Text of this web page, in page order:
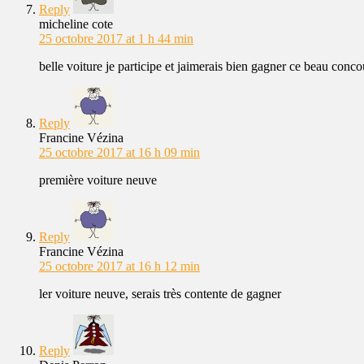
Reply
micheline cote
25 octobre 2017 at 1 h 44 min
belle voiture je participe et jaimerais bien gagner ce beau
Reply
Francine Vézina
25 octobre 2017 at 16 h 09 min
première voiture neuve
Reply
Francine Vézina
25 octobre 2017 at 16 h 12 min
ler voiture neuve, serais très contente de gagner
Reply